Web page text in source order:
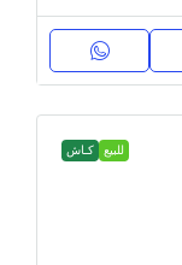
للبيع كـاش